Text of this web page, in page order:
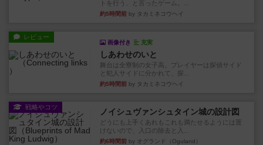
トを行う、と言ったゲーム。...
約5時間前 by タカミネコウヘイ
レビュー
画像付き 充実
しあわせのいと
舞台は全寮制の女子高。プレイヤーは探偵サイド
と犯人サイドに分かれて、探...
約5時間前 by タカミネコウヘイ
戦略やコツ ノイシュヴァンシュタイン城の設計図
どうにも上手くあれもこれも満たせるようには置
けないので、入口の除去と入...
約6時間前 by オグランド（Oguland）